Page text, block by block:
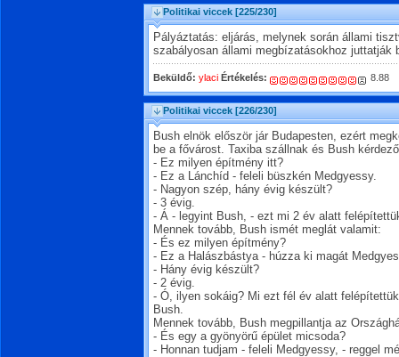
Politikai viccek [225/230]
Pályáztatás: eljárás, melynek során állami
szabályosan állami megbízatásokhoz juttatják
Beküldő: ylaci Értékelés: 8.88
Politikai viccek [226/230]
Bush elnök először jár Budapesten, ezért
be a fővárost. Taxiba szállnak és Bush
- Ez milyen építmény itt?
- Ez a Lánchíd - feleli büszkén Medgyessy.
- Nagyon szép, hány évig készült?
- 3 évig.
- Á - legyint Bush, - ezt mi 2 év alatt
Mennek tovább, Bush ismét meglát valamit:
- És ez milyen építmény?
- Ez a Halászbástya - húzza ki magát
- Hány évig készült?
- 2 évig.
- Ó, ilyen sokáig? Mi ezt fél év alatt
Bush.
Mennek tovább, Bush megpillantja az
- És egy a gyönyörű épület micsoda?
- Honnan tudjam - feleli Medgyessy, - reggel